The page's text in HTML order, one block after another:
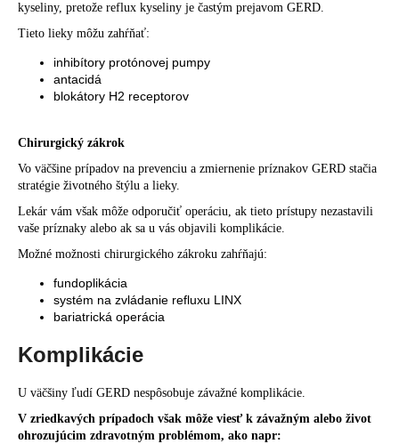
kyseliny, pretože reflux kyseliny je častým prejavom GERD.
Tieto lieky môžu zahŕňať:
inhibítory protónovej pumpy
antacidá
blokátory H2 receptorov
Chirurgický zákrok
Vo väčšine prípadov na prevenciu a zmiernenie príznakov GERD stačia
stratégie životného štýlu a lieky.
Lekár vám však môže odporučiť operáciu, ak tieto prístupy nezastavili
vaše príznaky alebo ak sa u vás objavili komplikácie.
Možné možnosti chirurgického zákroku zahŕňajú:
fundoplikácia
systém na zvládanie refluxu LINX
bariatrická operácia
Komplikácie
U väčšiny ľudí GERD nespôsobuje závažné komplikácie.
V zriedkavých prípadoch však môže viesť k závažným alebo život
ohrozujúcim zdravotným problémom, ako napr: